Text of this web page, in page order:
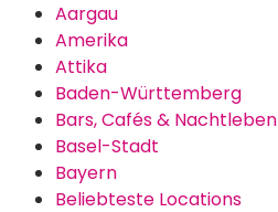
Aargau
Amerika
Attika
Baden-Württemberg
Bars, Cafés & Nachtleben
Basel-Stadt
Bayern
Beliebteste Locations